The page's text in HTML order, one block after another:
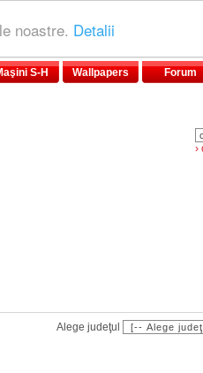
noastre. Detalii
S-H Wallpapers Forum
›
Alege judeţul